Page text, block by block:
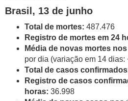
Brasil, 13 de junho
Total de mortes: 487.476
Registro de mortes em 24
Média de novas mortes
por dia (variação em 14 dias:
Total de casos
Registro de casos
horas: 36.998